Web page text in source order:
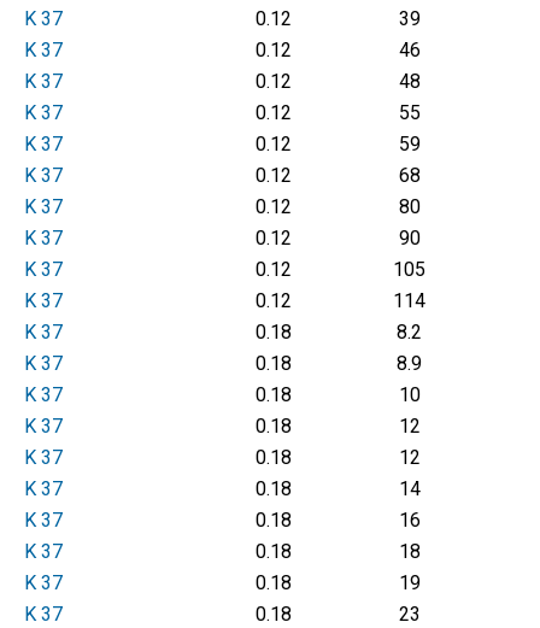
K 37 0.12
39
K 37
0.12
46
K 37
0.12
48
K 37
0.12
55
K 37
0.12
59
K 37
0.12
68
K 37
0.12
80
K 37
0.12
90
K 37
0.12
105
K 37
0.12
114
K 37
0.18 8.2
K 37
0.18 8.9
K 37
0.18 10
K 37
0.18 12
K 37
0.18 12
K 37
0.18 14
K 37
0.18 16
K 37
0.18
18
K 37
0.18
19
K 37
0.18
23